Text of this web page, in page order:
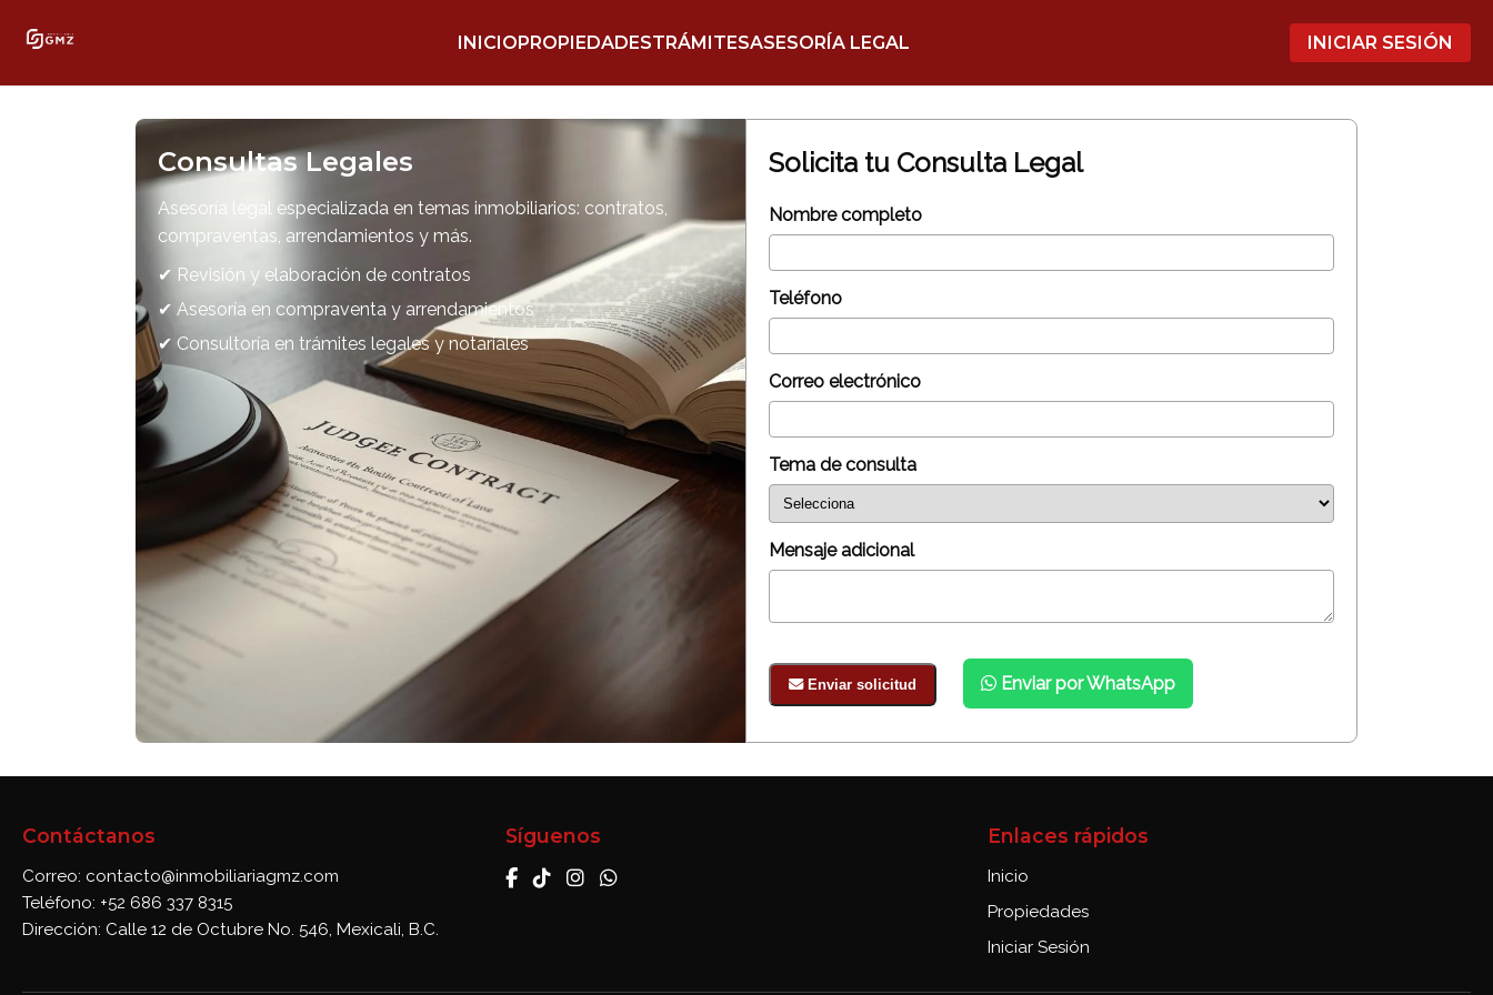
INICIOPROPIEDADESTRÁMITESASESORÍA LEGAL INICIAR SESIÓN
Consultas Legales
Asesoría legal especializada en temas inmobiliarios: contratos,
compraventas, arrendamientos y más.
✔ Revisión y elaboración de contratos
✔ Asesoría en compraventa y arrendamientos
✔ Consultoría en trámites legales y notariales
Solicita tu Consulta Legal
Nombre completo
Teléfono
Correo electrónico
Tema de consulta
Mensaje adicional
Enviar solicitud Enviar por WhatsApp
Contáctanos
Correo: contacto@inmobiliariagmz.com
Teléfono: +52 686 337 8315
Dirección: Calle 12 de Octubre No. 546, Mexicali, B.C.
Síguenos Enlaces rápidos
Inicio
Propiedades
Iniciar Sesión